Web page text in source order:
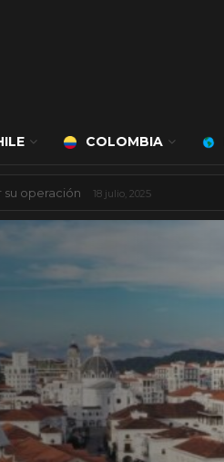
COLOMBIA
de dólares 8 agosto, 2025